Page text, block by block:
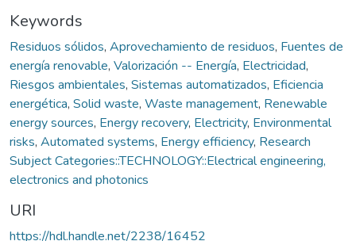
Keywords
Residuos sólidos, Aprovechamiento de residuos, Fuentes de
energía renovable, Valorización -- Energía, Electricidad,
Riesgos ambientales, Sistemas automatizados, Eficiencia
energética, Solid waste, Waste management, Renewable
energy sources, Energy recovery, Electricity, Environmental
risks, Automated systems, Energy efficiency, Research
Subject Categories::TECHNOLOGY::Electrical engineering,
electronics and photonics
URI
https://hdl.handle.net/2238/16452